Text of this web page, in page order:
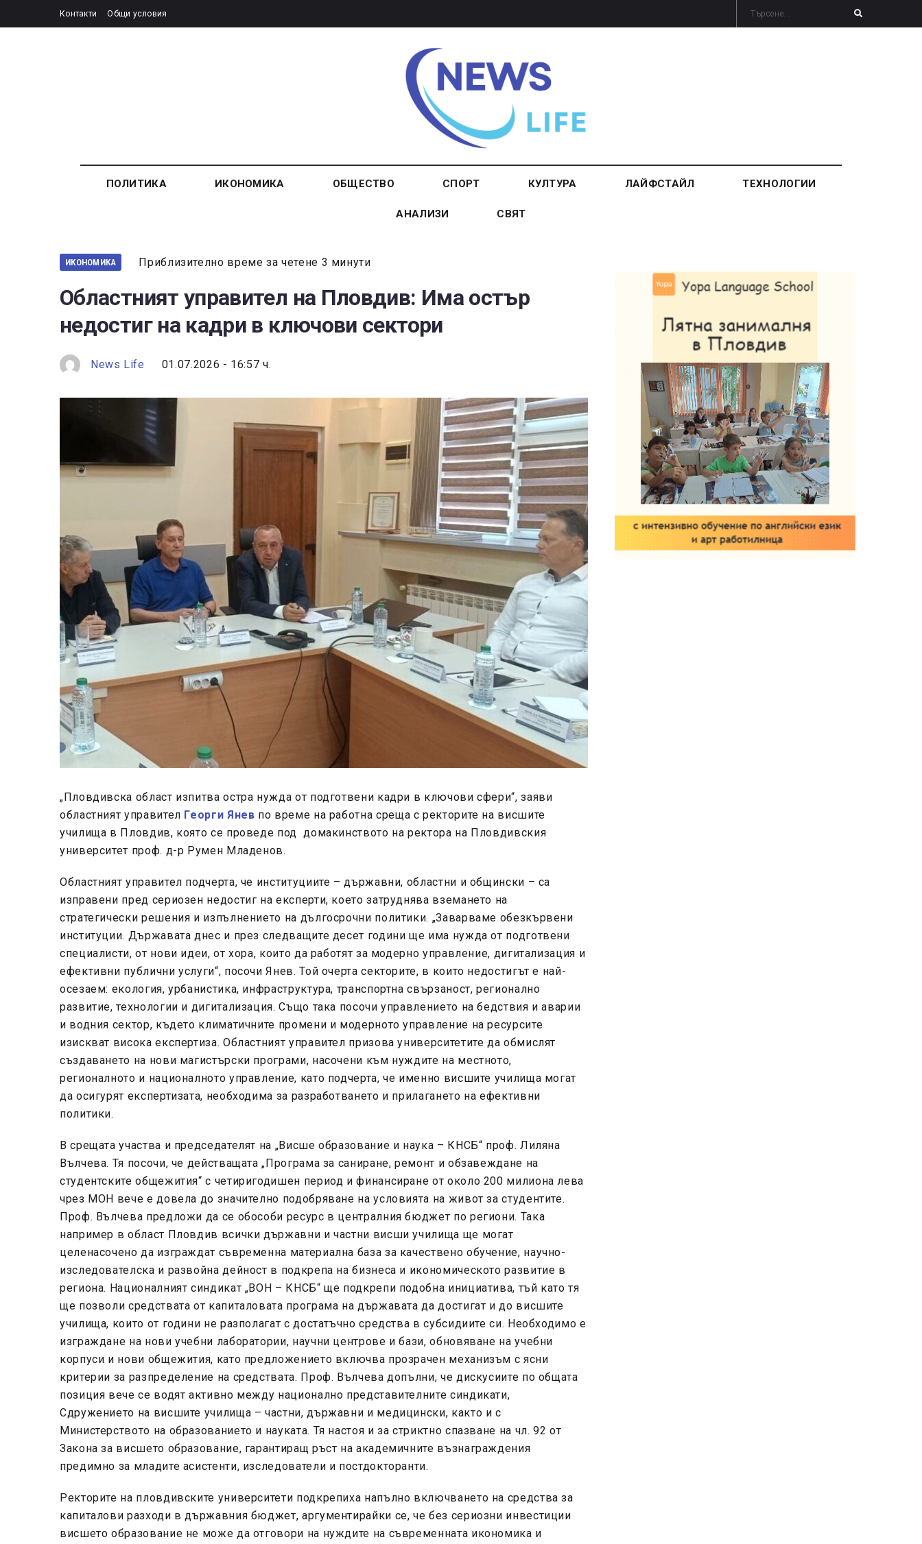
Контакти Общи условия
ПОЛИТИКА ИКОНОМИКА ОБЩЕСТВО СПОРТ КУЛТУРА ЛАЙФСТАЙЛ ТЕХНОЛОГИИ
АНАЛИЗИ СВЯТ
ИКОНОМИКА Приблизително време за четене 3 минути
Областният управител на Пловдив: Има остър
недостиг на кадри в ключови сектори
News Life 01.07.2026 - 16:57 ч.
„Пловдивска област изпитва остра нужда от подготвени кадри в ключови сфери“, заяви
областният управител Георги Янев по време на работна среща с ректорите на висшите
училища в Пловдив, която се проведе под домакинството на ректора на Пловдивския
университет проф. д-р Румен Младенов.
Областният управител подчерта, че институциите – държавни, областни и общински – са
изправени пред сериозен недостиг на експерти, което затруднява вземането на
стратегически решения и изпълнението на дългосрочни политики. „Заварваме обезкървени
институции. Държавата днес и през следващите десет години ще има нужда от подготвени
специалисти, от нови идеи, от хора, които да работят за модерно управление, дигитализация и
ефективни публични услуги“, посочи Янев. Той очерта секторите, в които недостигът е най-
осезаем: екология, урбанистика, инфраструктура, транспортна свързаност, регионално
развитие, технологии и дигитализация. Също така посочи управлението на бедствия и аварии
и водния сектор, където климатичните промени и модерното управление на ресурсите
изискват висока експертиза. Областният управител призова университетите да обмислят
създаването на нови магистърски програми, насочени към нуждите на местното,
регионалното и националното управление, като подчерта, че именно висшите училища могат
да осигурят експертизата, необходима за разработването и прилагането на ефективни
политики.
В срещата участва и председателят на „Висше образование и наука – КНСБ“ проф. Лиляна
Вълчева. Тя посочи, че действащата „Програма за саниране, ремонт и обзавеждане на
студентските общежития“ с четиригодишен период и финансиране от около 200 милиона лева
чрез МОН вече е довела до значително подобряване на условията на живот за студентите.
Проф. Вълчева предложи да се обособи ресурс в централния бюджет по региони. Така
например в област Пловдив всички държавни и частни висши училища ще могат
целенасочено да изграждат съвременна материална база за качествено обучение, научно-
изследователска и развойна дейност в подкрепа на бизнеса и икономическото развитие в
региона. Националният синдикат „ВОН – КНСБ“ ще подкрепи подобна инициатива, тъй като тя
ще позволи средствата от капиталовата програма на държавата да достигат и до висшите
училища, които от години не разполагат с достатъчно средства в субсидиите си. Необходимо е
изграждане на нови учебни лаборатории, научни центрове и бази, обновяване на учебни
корпуси и нови общежития, като предложението включва прозрачен механизъм с ясни
критерии за разпределение на средствата. Проф. Вълчева допълни, че дискусиите по общата
позиция вече се водят активно между национално представителните синдикати,
Сдружението на висшите училища – частни, държавни и медицински, както и с
Министерството на образованието и науката. Тя настоя и за стриктно спазване на чл. 92 от
Закона за висшето образование, гарантиращ ръст на академичните възнаграждения
предимно за младите асистенти, изследователи и постдокторанти.
Ректорите на пловдивските университети подкрепиха напълно включването на средства за
капиталови разходи в държавния бюджет, аргументирайки се, че без сериозни инвестиции
висшето образование не може да отговори на нуждите на съвременната икономика и